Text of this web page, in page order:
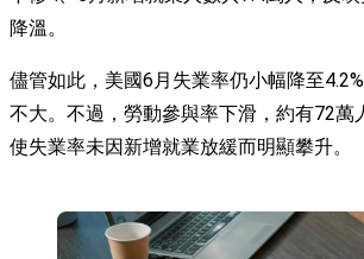
降溫。
儘管如此，美國6月失業率仍小幅降至
不大。不過，勞動參與率下滑，約有72萬
使失業率未因新增就業放緩而明顯攀升。